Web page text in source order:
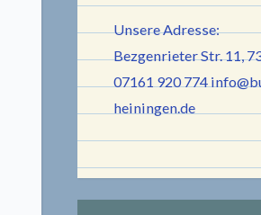
Unsere Adresse:
Bezgenrieter Str. 11,
07161 920 774
heiningen.de